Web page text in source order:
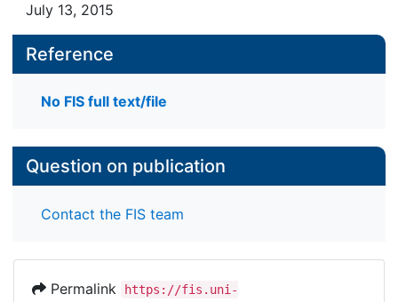
July 13, 2015
Reference
No FIS full text/file
Question on publication
Contact the FIS team
Permalink
https://fis.uni-